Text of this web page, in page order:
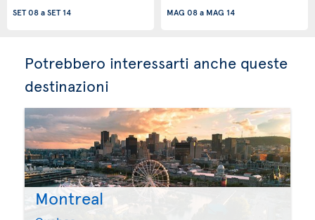
SET 08aSET 14
MAG 08a MAG 14
Potrebbero interessarti anche queste
destinazioni
Montreal